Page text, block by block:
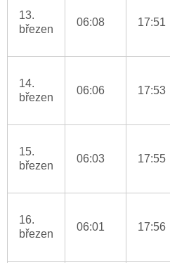
13.
březen
06:08 17:51
14.
březen
06:06 17:53
15.
březen
06:03 17:55
16.
březen
06:01 17:56